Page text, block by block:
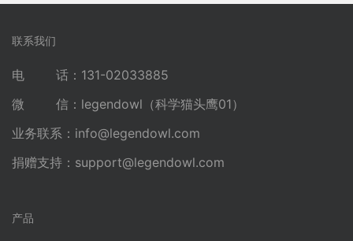
联系我们
电 话：131-02033885
微 信：legendowl（科学猫头鹰01）
业务联系： info@legendowl.com
捐赠支持： support@legendowl.com
产品